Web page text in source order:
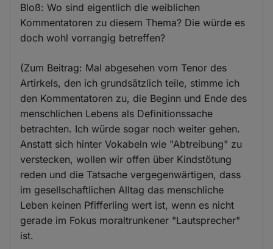
Bloß: Wo sind eigentlich die weiblichen
Kommentatoren zu diesem Thema? Die würde es
doch wohl vorrangig betreffen?
(Zum Beitrag: Mal abgesehen vom Tenor des
Artirkels, den ich grundsätzlich teile, stimme ich
den Kommentatoren zu, die Beginn und Ende des
menschlichen Lebens als Definitionssache
betrachten. Ich würde sogar noch weiter gehen.
Anstatt sich hinter Vokabeln wie "Abtreibung" zu
verstecken, wollen wir offen über Kindstötung
reden und die Tatsache vergegenwärtigen, dass
im gesellschaftlichen Alltag das menschliche
Leben keinen Pfifferling wert ist, wenn es nicht
gerade im Fokus moraltrunkener "Lautsprecher"
ist.